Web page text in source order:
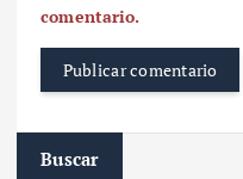
comentario.
Buscar